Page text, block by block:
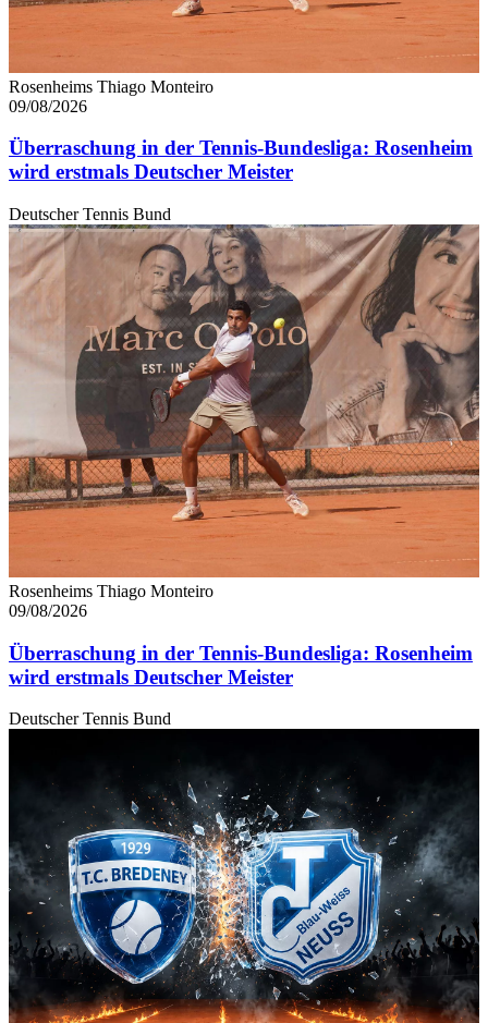
Rosenheims Thiago Monteiro
09/08/2026
Überraschung in der Tennis-Bundesliga: Rosenheim
wird erstmals Deutscher Meister
Deutscher Tennis Bund
Rosenheims Thiago Monteiro
09/08/2026
Überraschung in der Tennis-Bundesliga: Rosenheim
wird erstmals Deutscher Meister
Deutscher Tennis Bund